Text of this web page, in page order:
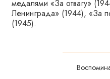
медалями «За отвагу»
Ленинграда» (1944), «За
(1945).